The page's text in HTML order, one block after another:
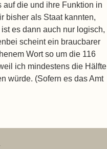
die und ihre Funktion in
bisher als Staat kannten,
es dann auch nur logisch,
scheint ein braucbarer
Wort so um die 116
ich mindestens die Hälfte
würde. (Sofern es das Amt